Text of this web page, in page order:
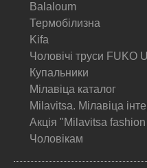
Balaloum
Термобілизна
Kifa
Чоловічі труси FUKO
Купальники
Мілавіца каталог
Milavitsa. Мілавіца
Акція "Milavitsa fashion
Чоловікам